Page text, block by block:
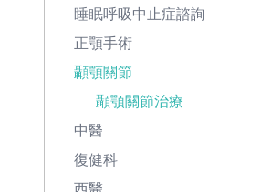
睡眠呼吸中止症諮詢
正顎手術
顳顎關節
顳顎關節治療
中醫
復健科
西醫